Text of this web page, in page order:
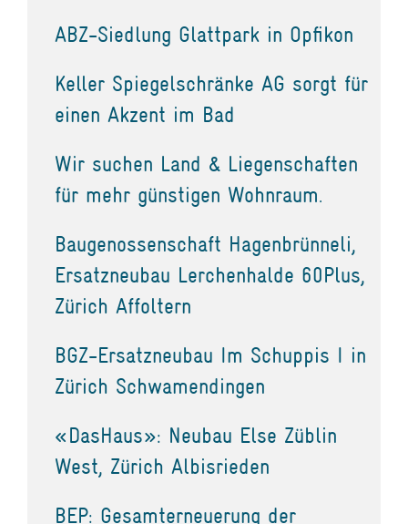
ABZ-Siedlung Glattpark in Opfikon
Keller Spiegelschränke AG sorgt für
einen Akzent im Bad
Wir suchen Land & Liegenschaften
für mehr günstigen Wohnraum.
Baugenossenschaft Hagenbrünneli,
Ersatzneubau Lerchenhalde 60Plus,
Zürich Affoltern
BGZ-Ersatzneubau Im Schuppis I in
Zürich Schwamendingen
«DasHaus»: Neubau Else Züblin
West, Zürich Albisrieden
BEP: Gesamterneuerung der